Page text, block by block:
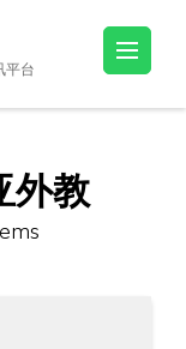
平台
外教